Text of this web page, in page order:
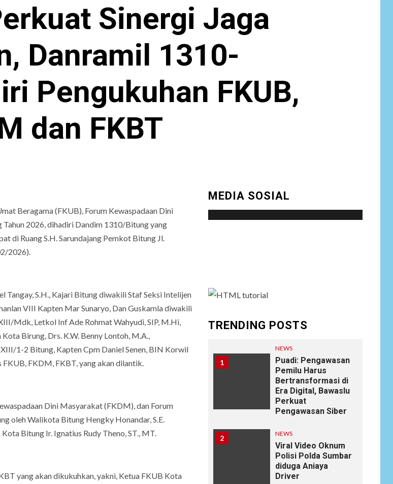
Sinergi Jaga
Danramil 1310-
Pengukuhan FKUB,
dan FKBT
Beragama (FKUB), Forum Kewaspadaan Dini
2026, dihadiri Dandim 1310/Bitung yang
di Ruang S.H. Sarundajang Pemkot Bitung Jl.
2026).
S.H., Kajari Bitung diwakili Staf Seksi Intelijen
VIII Kapten Mar Sunaryo, Dan Guskamla diwakili
Mdk, Letkol Inf Ade Rohmat Wahyudi, SIP, M.Hi,
Birung, Drs. K.W. Benny Lontoh, M.A.,
1-2 Bitung, Kapten Cpm Daniel Senen, BIN Korwil
FKUB, FKDM, FKBT, yang akan dilantik.
Dini Masyarakat (FKDM), dan Forum
oleh Walikota Bitung Hengky Honandar, S.E.
Bitung Ir. Ignatius Rudy Theno, ST., MT.
yang akan dikukuhkan, yakni, Ketua FKUB Kota
MEDIA SOSIAL
TRENDING POSTS
1
NEWS
Puadi: Pengawasan
Pemilu Harus
Bertransformasi di
Era Digital, Bawaslu
Perkuat
Pengawasan Siber
2 NEWS
Viral Video Oknum
Polisi Polda Sumbar
diduga Aniaya
Driver